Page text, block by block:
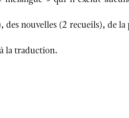
nouvelles (2 recueils), de
la traduction.